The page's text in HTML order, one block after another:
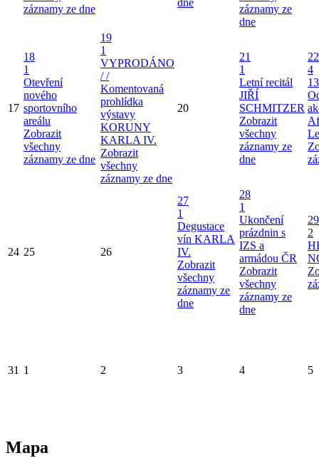
záznamy ze dne
dne
záznamy ze
dne
17
18
1
Otevření
nového
sportovního
areálu
Zobrazit
všechny
záznamy ze dne
19
1
VYPRODÁNO
/ /
Komentovaná
prohlídka
výstavy
KORUNY
KARLA IV.
Zobrazit
všechny
záznamy ze dne
20
21
1
Letní recitál
JIŘÍ
SCHMITZER
Zobrazit
všechny
záznamy ze
dne
22
4
24 25 26
27
1
Degustace
vín KARLA
IV.
Zobrazit
všechny
záznamy ze
dne
28
1
Ukončení
prázdnin s
IZS a
armádou ČR
Zobrazit
všechny
záznamy ze
dne
29
2
31 1 2 3 4 5
Mapa